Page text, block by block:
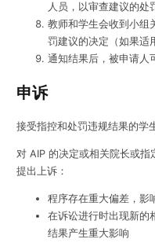
人员，以审查建议的处
教师和学生会收到小组
罚建议的决定（如果适
通知结果后，被申请人
申诉
接受指控和处罚违规结果的学
对 AIP 的决定或相关院长或
提出上诉：
程序存在重大偏差，影
在诉讼进行时出现新的
结果产生重大影响